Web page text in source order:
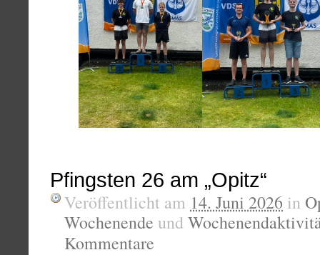
Pfingsten 26 am „Opitz“
Veröffentlicht am 14. Juni 2026 in
Wochenende und
Kommentare